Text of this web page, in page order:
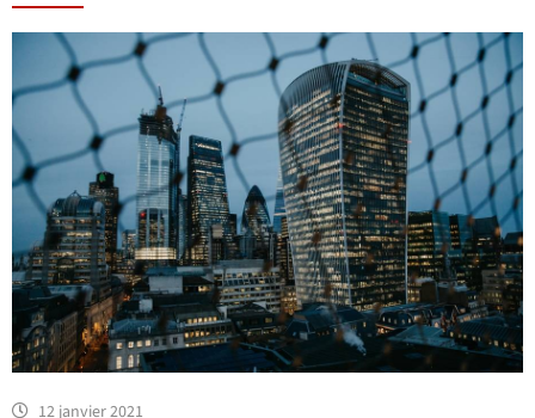
12 janvier 2021